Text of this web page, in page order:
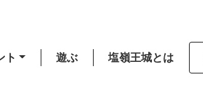
ト 遊ぶ 塩嶺王城とは